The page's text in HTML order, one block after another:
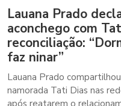
Lauana Prado
aconchego com
reconciliação:
faz ninar”
Lauana Prado
namorada Tati Dias nas
após reatarem o